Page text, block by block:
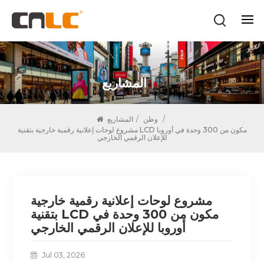
المشاريع
وطن / المشاريع
/
مشروع لوحات إعلانية رقمية خارجية بتقنية LCD مكون من 300 وحدة في أوروبا
للإعلان الرقمي الخارجي
مشروع لوحات إعلانية رقمية خارجية
بتقنية LCD مكون من 300 وحدة في
أوروبا للإعلان الرقمي الخارجي
Jul 03, 2026